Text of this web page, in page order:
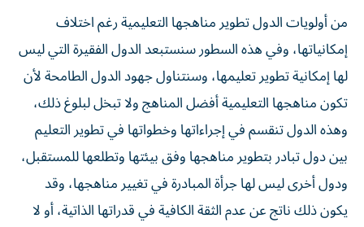
من أولويات الدول تطوير مناهجها التعليمية رغم اختلاف
إمكانياتها، وفي هذه السطور سنستبعد الدول الفقيرة التي ليس
لها إمكانية تطوير تعليمها، وسنتناول جهود الدول الطامحة لأن
تكون مناهجها التعليمية أفضل المناهج ولا تبخل لبلوغ ذلك،
وهذه الدول تنقسم في إجراءاتها وخطواتها في تطوير التعليم
بين دول تبادر بتطوير مناهجها وفق بيئتها وتطلعها للمستقبل،
ودول أخرى ليس لها جرأة المبادرة في تغيير مناهجها، وقد
يكون ذلك ناتج عن عدم الثقة الكافية في قدراتها الذاتية، أو لا